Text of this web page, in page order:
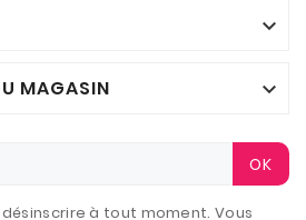

MAGASIN 
OK
à tout moment. Vous